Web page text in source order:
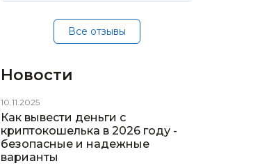
Все отзывы
Новости
10.11.2025
Как вывести деньги с
криптокошелька в 2026 году -
безопасные и надежные
варианты